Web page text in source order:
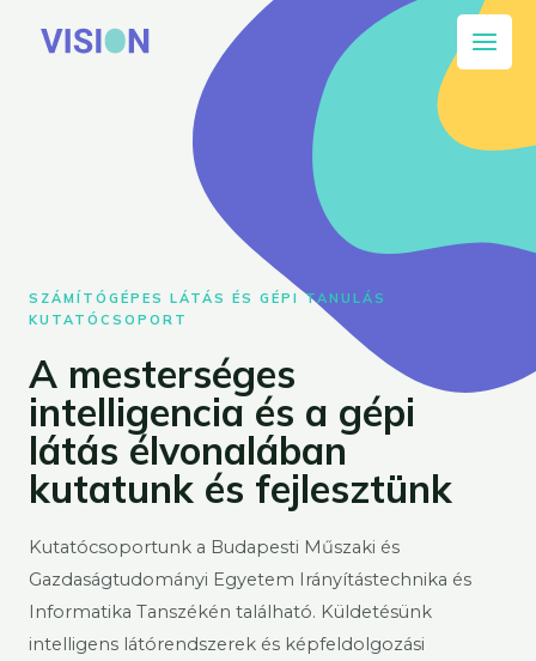
SZÁMÍTÓGÉPES LÁTÁS ÉS GÉPI TANULÁS
KUTATÓCSOPORT
A mesterséges
intelligencia és a gépi
látás élvonalában
kutatunk és fejlesztünk
Kutatócsoportunk a Budapesti Műszaki és
Gazdaságtudományi Egyetem Irányítástechnika és
Informatika Tanszékén található. Küldetésünk
intelligens látórendszerek és képfeldolgozási